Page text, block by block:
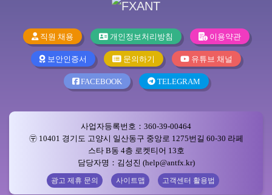
직원 채용 개인정보처리방침 이용약관
보안인증서 문의하기 유튜브 채널
FACEBOOK TELEGRAM
사업자등록번호：360-39-00464
〶 10401 경기도 고양시 일산동구 중앙로 1275번길 60-30 라페
스타 B동 4층 로켓티어 13호
담당자명：김성진 (help@antfx.kr)
광고 제휴 문의 사이트맵 고객센터 활용법